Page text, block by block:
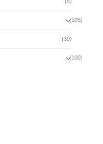
(105)
(39)
(100)